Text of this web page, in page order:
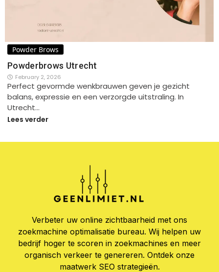
Powder Brows
Powderbrows Utrecht
February 2, 2026
Perfect gevormde wenkbrauwen geven je gezicht
balans, expressie en een verzorgde uitstraling. In
Utrecht…
Lees verder
Verbeter uw online zichtbaarheid met ons
zoekmachine optimalisatie bureau. Wij helpen uw
bedrijf hoger te scoren in zoekmachines en meer
organisch verkeer te genereren. Ontdek onze
maatwerk SEO strategieën.